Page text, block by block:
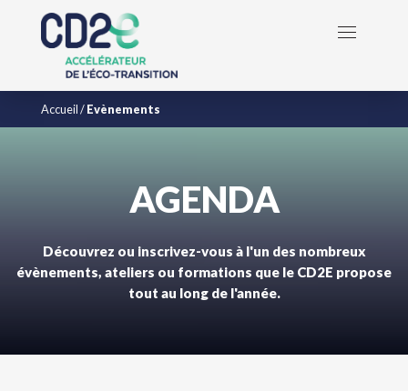
Accueil/Evènements
AGENDA
Découvrez ou inscrivez-vous à l'un des nombreux
évènements, ateliers ou formations que le CD2E propose
tout au long de l'année.